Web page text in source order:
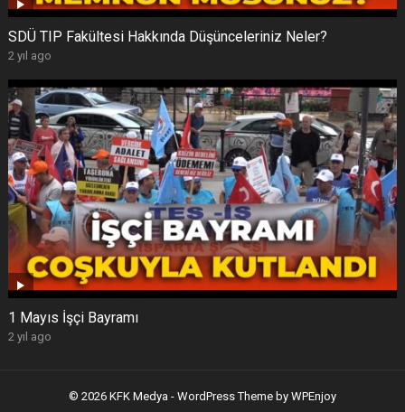
SDÜ TIP Fakültesi Hakkında Düşünceleriniz Neler?
2 yıl ago
1 Mayıs İşçi Bayramı
2 yıl ago
© 2026 KFK Medya - WordPress Theme by WPEnjoy